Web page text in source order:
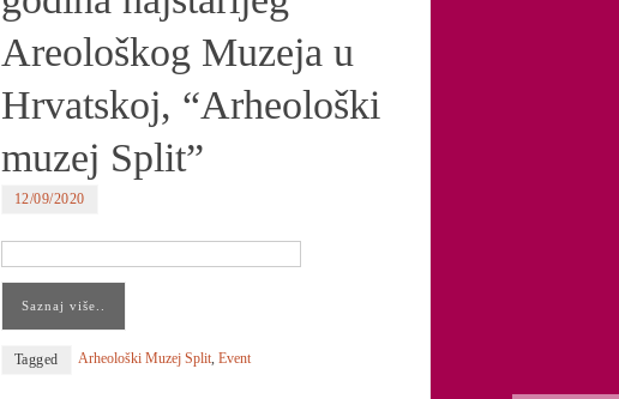
Areološkog Muzeja u
Hrvatskoj, “Arheološki
muzej Split”
12/09/2020
Saznaj više..
Tagged Arheološki Muzej Split, Event